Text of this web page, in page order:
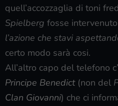
quell’accozzaglia di toni
Spielberg fosse
l’azione che stavi
certo modo sarà cosi.
All’altro capo del telefono
Principe Benedict (non del
Clan Giovanni) che ci